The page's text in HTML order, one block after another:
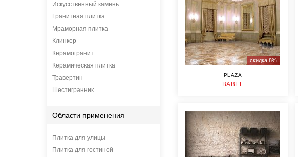
Искусственный камень
Гранитная плитка
Мраморная плитка
Клинкер
Керамогранит
Керамическая плитка
Травертин
Шестигранник
Области применения
Плитка для улицы
Плитка для гостиной
скидка 8%
PLAZA
BABEL